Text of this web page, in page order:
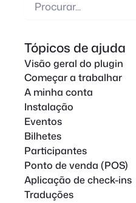
q
u
s
a
r
Tópicos de ajuda
Visão geral do plugin
Começar a trabalhar
A minha conta
Instalação
Eventos
Bilhetes
Participantes
Ponto de venda (POS)
Aplicação de check-ins
Traduções